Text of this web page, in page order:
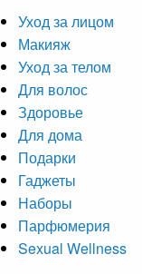
Уход за лицом
Макияж
Уход за телом
Для волос
Здоровье
Для дома
Подарки
Гаджеты
Наборы
Парфюмерия
Sexual Wellness